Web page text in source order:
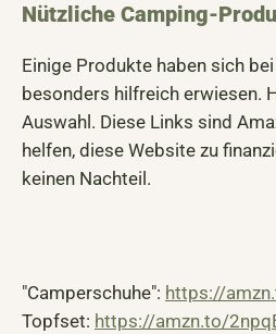
Nützliche Camping-
Einige Produkte haben sich
besonders hilfreich erwiesen.
Auswahl. Diese Links sind
helfen, diese Website zu
keinen Nachteil.
"Camperschuhe": https://
Topfset: https://amzn.to/